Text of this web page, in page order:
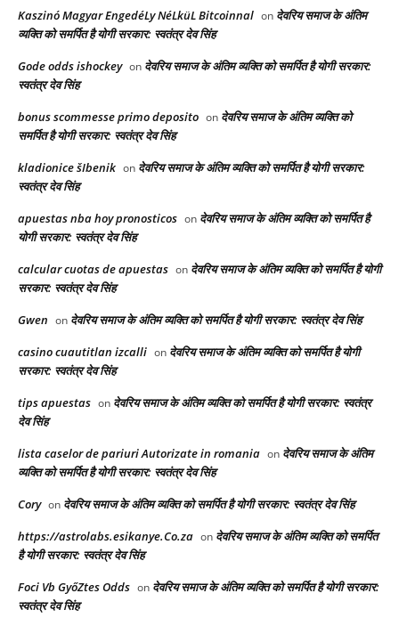
Kaszinó Magyar EngedéLy NéLküL Bitcoinnal on देवरिय समाज के अंतिम
व्यक्ति को समर्पित है योगी सरकार: स्वतंत्र देव सिंह
Gode odds ishockey on देवरिय समाज के अंतिम व्यक्ति को समर्पित है योगी सरकार:
स्वतंत्र देव सिंह
bonus scommesse primo deposito on देवरिय समाज के अंतिम व्यक्ति को
समर्पित है योगी सरकार: स्वतंत्र देव सिंह
kladionice šIbenik on देवरिय समाज के अंतिम व्यक्ति को समर्पित है योगी सरकार:
स्वतंत्र देव सिंह
apuestas nba hoy pronosticos on देवरिय समाज के अंतिम व्यक्ति को समर्पित है
योगी सरकार: स्वतंत्र देव सिंह
calcular cuotas de apuestas on देवरिय समाज के अंतिम व्यक्ति को समर्पित है योगी
सरकार: स्वतंत्र देव सिंह
Gwen on देवरिय समाज के अंतिम व्यक्ति को समर्पित है योगी सरकार: स्वतंत्र देव सिंह
casino cuautitlan izcalli on देवरिय समाज के अंतिम व्यक्ति को समर्पित है योगी
सरकार: स्वतंत्र देव सिंह
tips apuestas on देवरिय समाज के अंतिम व्यक्ति को समर्पित है योगी सरकार: स्वतंत्र
देव सिंह
lista caselor de pariuri Autorizate in romania on देवरिय समाज के अंतिम
व्यक्ति को समर्पित है योगी सरकार: स्वतंत्र देव सिंह
Cory on देवरिय समाज के अंतिम व्यक्ति को समर्पित है योगी सरकार: स्वतंत्र देव सिंह
https://astrolabs.esikanye.Co.za on देवरिय समाज के अंतिम व्यक्ति को समर्पित
है योगी सरकार: स्वतंत्र देव सिंह
Foci Vb GyőZtes Odds on देवरिय समाज के अंतिम व्यक्ति को समर्पित है योगी सरकार:
स्वतंत्र देव सिंह